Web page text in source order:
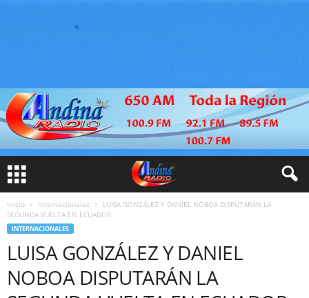
Inicio Internacionales
LUISA GONZÁLEZ Y DANIEL NOBOA DISPUTARÁN LA
SEGUNDA VUELTA EN ECUADOR
INTERNACIONALES
LUISA GONZÁLEZ Y DANIEL
NOBOA DISPUTARÁN LA